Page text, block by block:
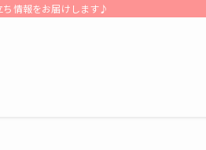
情報をお届けします♪